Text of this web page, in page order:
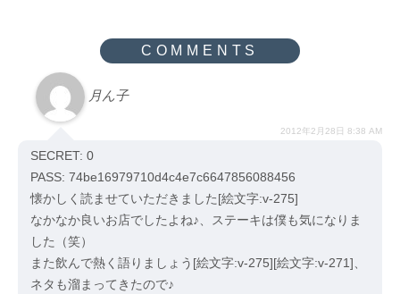
月ん子
2012年2月28日 8:38 AM
SECRET: 0
PASS: 74be16979710d4c4e7c6647856088456
懐かしく読ませていただきました[絵文字:v-275]
なかなか良いお店でしたよね♪、ステーキは僕も気になりま
した（笑）
また飲んで熱く語りましょう[絵文字:v-275][絵文字:v-271]、
ネタも溜まってきたので♪